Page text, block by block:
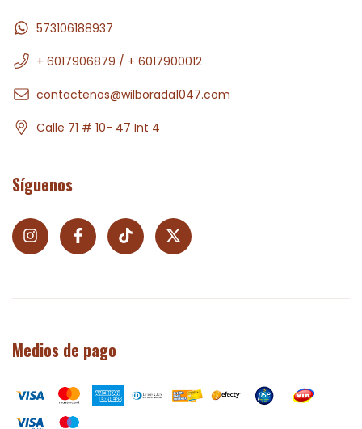
573106188937
+ 6017906879 / + 6017900012
contactenos@wilborada1047.com
Calle 71 # 10- 47 Int 4
Síguenos
Medios de pago